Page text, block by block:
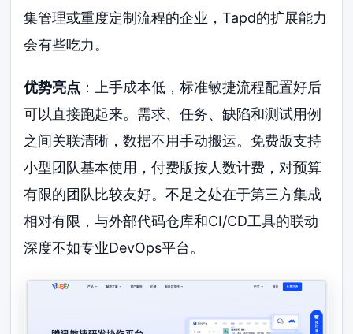
集管理或重度定制流程的企业，Tapd的扩展能力
会有些吃力。
优势亮点 ：上手成本低，标准敏捷流程配置好后
可以直接跑起来。需求、任务、缺陷和测试用例
之间关联清晰，数据不用手动搬运。免费版支持
小型团队基本使用，付费版按人数计费，对预算
有限的团队比较友好。不足之处在于第三方集成
相对有限，与外部代码仓库和CI/CD工具的联动
深度不如专业DevOps平台。